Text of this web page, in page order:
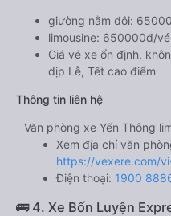
giường nằm đôi:
limousine: 650000đ/vé
Giá vé xe ổn định,
dịp Lễ, Tết cao điểm
Thông tin liên hệ
Văn phòng xe Yến Thông
Xem địa chỉ văn
https://vexere.com/
Điện thoại: 1900
🚌 4. Xe Bốn Luyện